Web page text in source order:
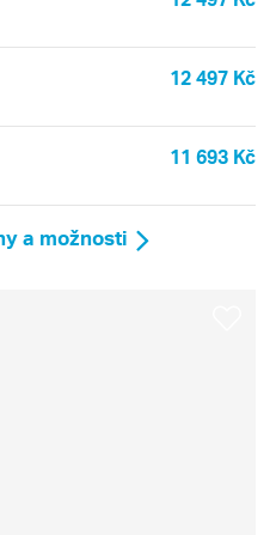
12 497 Kč
11 693 Kč
a možnosti